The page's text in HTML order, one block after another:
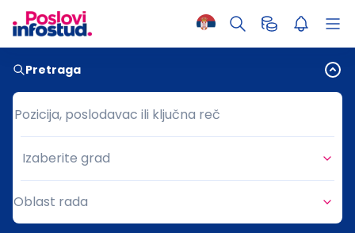
Pretraga
Pozicija, poslodavac ili ključna reč
Pozicija, poslodavac ili ključna reč
Grad
Izaberite grad
Oblast rada